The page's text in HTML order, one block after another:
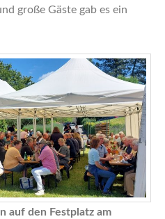
große Gäste gab es ein
auf den Festplatz am